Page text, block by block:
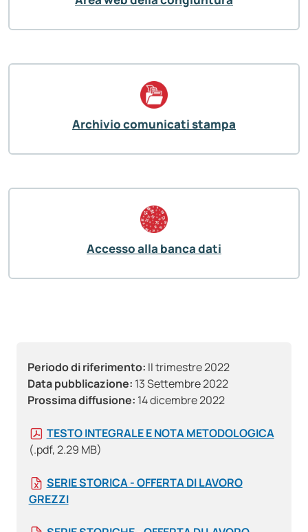
Periodo di riferimento: II trimestre 2022
Data pubblicazione: 13 Settembre 2022
Prossima diffusione: 14 dicembre 2022
TESTO INTEGRALE E NOTA METODOLOGICA
(.pdf, 2.29 MB)
SERIE STORICA - OFFERTA DI LAVORO
GREZZI
Archivio comunicati stampa
Accesso alla banca dati